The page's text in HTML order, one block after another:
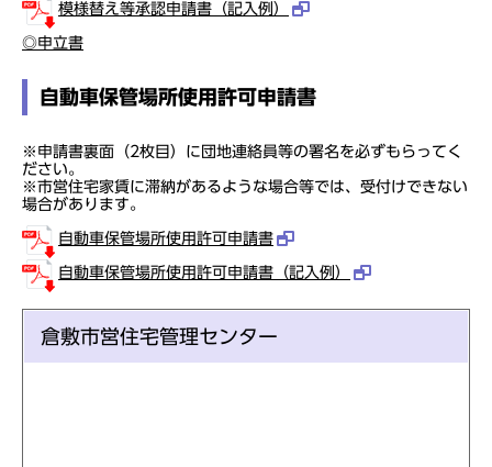
模様替え等承認申請書（記入例）
◎申立書
自動車保管場所使用許可申請書
※申請書裏面（2枚目）に団地連絡員等の署名を必ずもらってく
ださい。
※市営住宅家賃に滞納があるような場合等では、受付けできない
場合があります。
自動車保管場所使用許可申請書
自動車保管場所使用許可申請書（記入例）
倉敷市営住宅管理センター